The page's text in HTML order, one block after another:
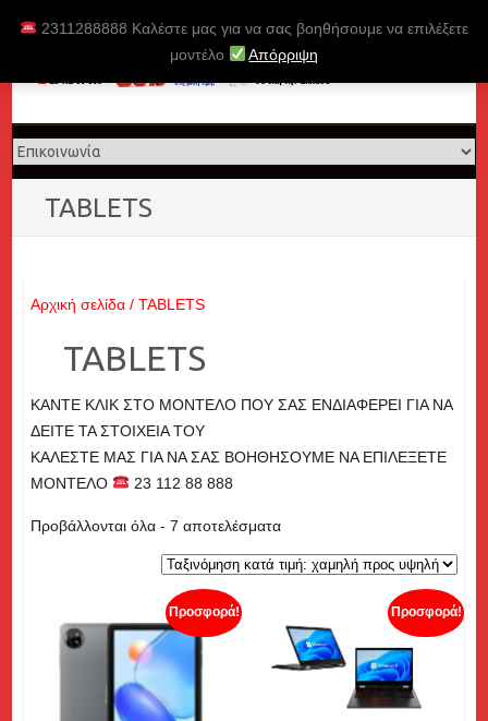
2311288888 Καλέστε μας για να σας βοηθήσουμε να επιλέξετε
μοντέλο
Απόρριψη
Skip
TABLETS
Αρχική σελίδα/ TABLETS
TABLETS
ΚΑΝΤΕ ΚΛΙΚ ΣΤΟ ΜΟΝΤΕΛΟ ΠΟΥ ΣΑΣ ΕΝΔΙΑΦΕΡΕΙ ΓΙΑ ΝΑ
ΔΕΙΤΕ ΤΑ ΣΤΟΙΧΕΙΑ ΤΟΥ
ΚΑΛΕΣΤΕ ΜΑΣ ΓΙΑ ΝΑ ΣΑΣ ΒΟΗΘΗΣΟΥΜΕ ΝΑ ΕΠΙΛΕΞΕΤΕ
ΜΟΝΤΕΛΟ
23 112 88 888
Προβάλλονται όλα - 7 αποτελέσματαSorted
by
price:
to
high
Προσφορά! Προσφορά!